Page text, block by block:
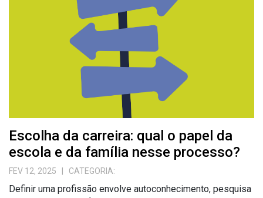
Escolha da carreira: qual o papel da
escola e da família nesse processo?
FEV 12, 2025 | CATEGORIA:
Definir uma profissão envolve autoconhecimento, pesquisa